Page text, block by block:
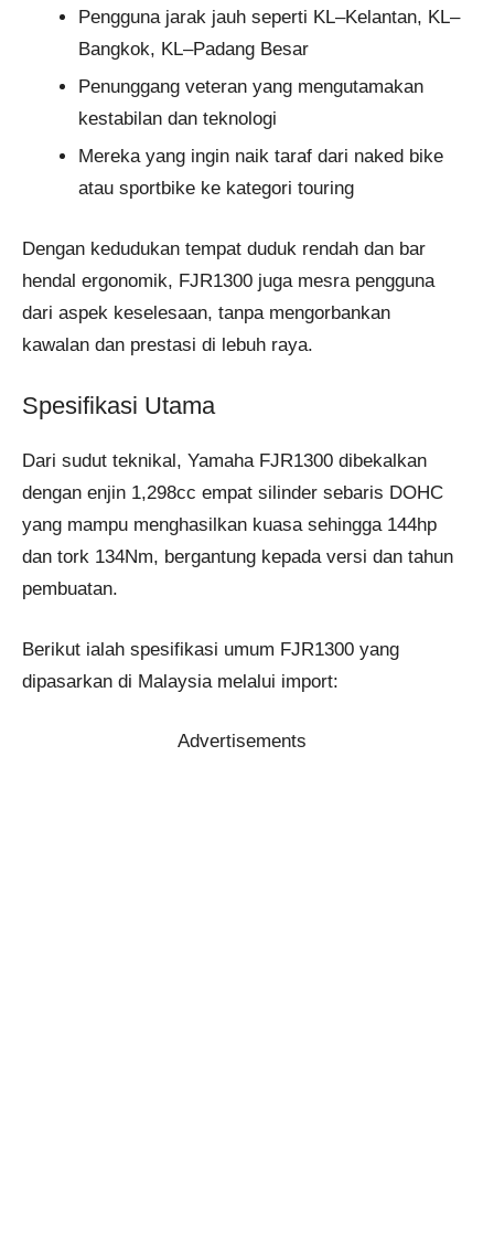
Pengguna jarak jauh seperti KL–Kelantan, KL–
Bangkok, KL–Padang Besar
Penunggang veteran yang mengutamakan
kestabilan dan teknologi
Mereka yang ingin naik taraf dari naked bike
atau sportbike ke kategori touring
Dengan kedudukan tempat duduk rendah dan bar
hendal ergonomik, FJR1300 juga mesra pengguna
dari aspek keselesaan, tanpa mengorbankan
kawalan dan prestasi di lebuh raya.
Spesifikasi Utama
Dari sudut teknikal, Yamaha FJR1300 dibekalkan
dengan enjin 1,298cc empat silinder sebaris DOHC
yang mampu menghasilkan kuasa sehingga 144hp
dan tork 134Nm, bergantung kepada versi dan tahun
pembuatan.
Berikut ialah spesifikasi umum FJR1300 yang
dipasarkan di Malaysia melalui import:
Advertisements